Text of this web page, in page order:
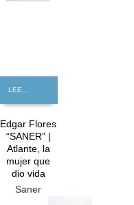
Edgar Flores
“SANER” |
Atlante, la
mujer que
dio vida
Saner